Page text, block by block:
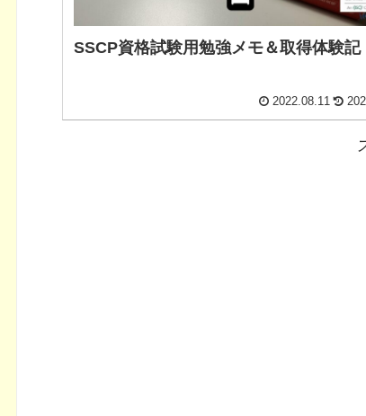
SSCP資格試験用勉強メモ＆取得体験記
2022.08.11